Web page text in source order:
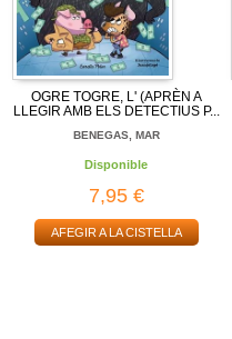
OGRE TOGRE, L' (APRÈN A
LLEGIR AMB ELS DETECTIUS P...
BENEGAS, MAR
Disponible
7,95 €
AFEGIR A LA CISTELLA